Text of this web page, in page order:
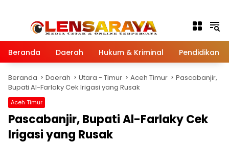
Beranda Daerah Hukum & Kriminal Pendidikan
Beranda Daerah Utara - Timur Aceh Timur
Pascabanjir,
Bupati Al-Farlaky Cek Irigasi yang Rusak
Aceh Timur
Pascabanjir, Bupati Al-Farlaky Cek
Irigasi yang Rusak